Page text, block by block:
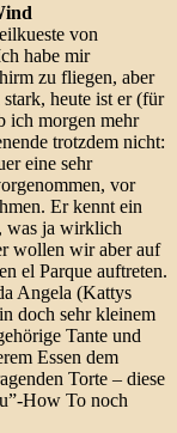
von
habe mir
zu fliegen, aber
heute ist er (für
ich morgen mehr
trotzdem nicht:
eine sehr
vor
Er kennt ein
was ja wirklich
wollen wir aber auf
el Parque auftreten.
Angela (Kattys
doch sehr kleinem
Tante und
Essen dem
Torte – diese
How To noch